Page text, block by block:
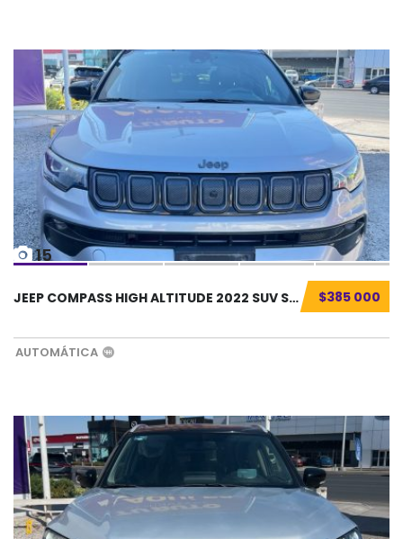
15
$385 000
JEEP COMPASS HIGH ALTITUDE 2022 SUV SEMINUEV...
AUTOMÁTICA